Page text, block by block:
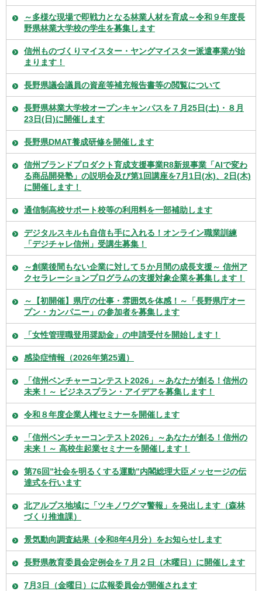
～多様な現場で即戦力となる林業人材を育成～令和９年度長
野県林業大学校の学生を募集します
信州ものづくりマイスター・ヤングマイスター派遣事業が始
まります！
長野県議会議員の資産等補充報告書等の閲覧について
長野県林業大学校オープンキャンパスを７月25日(土)・８月
23日(日)に開催します
長野県DMAT養成研修を開催します
信州ブランドプロダクト育成支援事業R8新規事業「AIで変わ
る商品開発塾」の説明会及び第1回講座を7月1日(水)、2日(木)
に開催します！
通信制高校サポート校等の利用料を一部補助します
デジタルスキルも自信も手に入れる！オンライン職業訓練
「デジチャレ信州」受講生募集！
～創業後間もない企業に対して５か月間の成長支援～ 信州ア
クセラレーションプログラムの支援対象企業を募集します！
～【初開催】県庁の仕事・雰囲気を体感！～「長野県庁オー
プン・カンパニー」の参加者を募集します
「女性管理職登用奨励金」の申請受付を開始します！
感染症情報（2026年第25週）
「信州ベンチャーコンテスト2026」～あなたが創る！信州の
未来！～ ビジネスプラン・アイデアを募集します！
令和８年度企業⼈権セミナーを開催します
「信州ベンチャーコンテスト2026」～あなたが創る！信州の
未来！～ 高校生起業セミナーを開催します！
第76回”社会を明るくする運動”内閣総理大臣メッセージの伝
達式を行います
北アルプス地域に「ツキノワグマ警報」を発出します（森林
づくり推進課）
景気動向調査結果（令和8年4月分）をお知らせします
長野県教育委員会定例会を７月２日（木曜日）に開催します
7月3日（金曜日）に広報委員会が開催されます